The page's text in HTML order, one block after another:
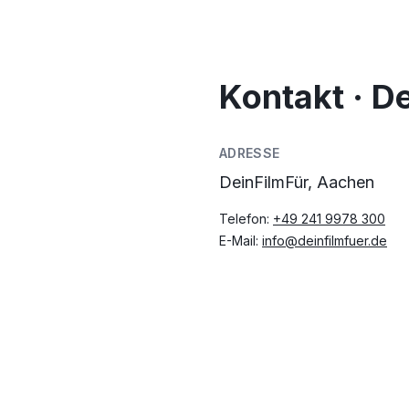
Kontakt ·
ADRESSE
DeinFilmFür, Aachen
Telefon: +49 241 9978 300
E-Mail: info@deinfilmfuer.de